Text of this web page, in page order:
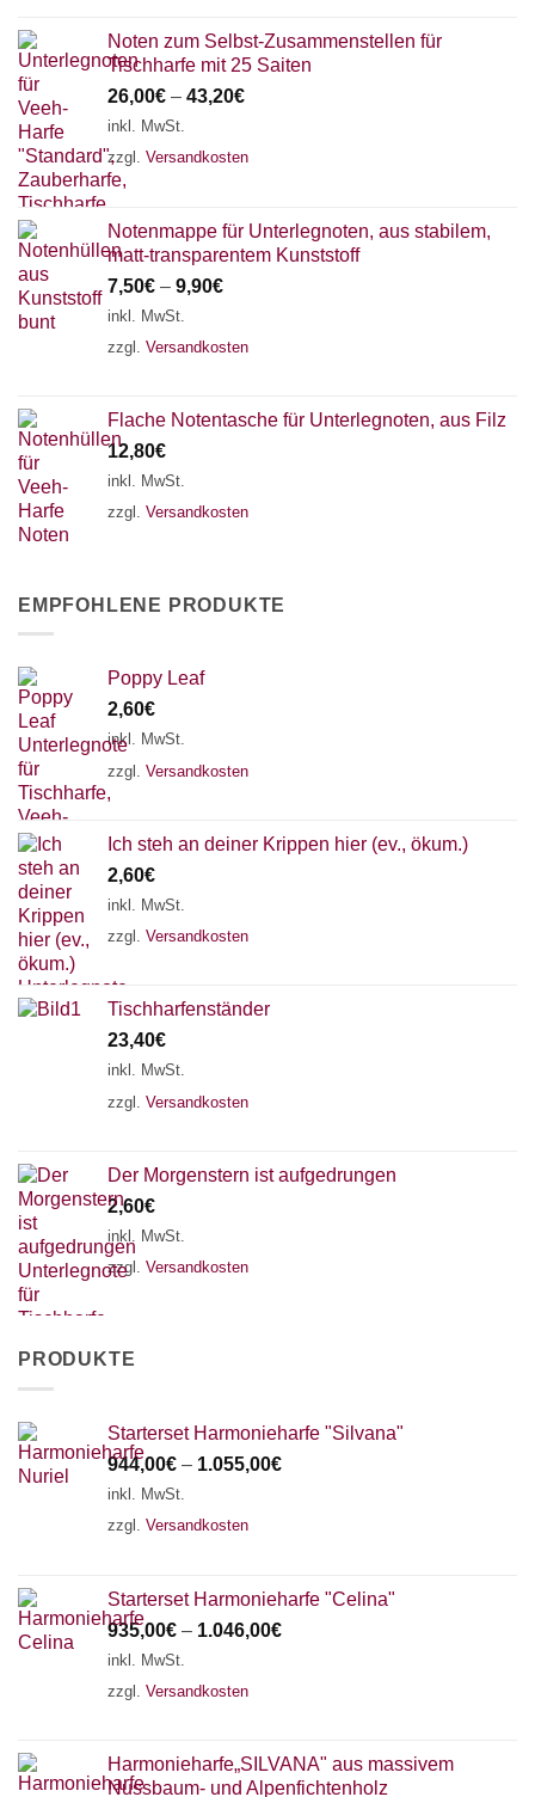
Noten zum Selbst-Zusammenstellen für
Tischharfe mit 25 Saiten
26,00€ – 43,20€
inkl. MwSt.
zzgl. Versandkosten
Notenmappe für Unterlegnoten, aus stabilem,
matt-transparentem Kunststoff
7,50€ – 9,90€
inkl. MwSt.
zzgl. Versandkosten
Flache Notentasche für Unterlegnoten, aus Filz
12,80€
inkl. MwSt.
zzgl. Versandkosten
EMPFOHLENE PRODUKTE
Poppy Leaf
2,60€
inkl. MwSt.
zzgl. Versandkosten
Ich steh an deiner Krippen hier (ev., ökum.)
2,60€
inkl. MwSt.
zzgl. Versandkosten
Tischharfenständer
23,40€
inkl. MwSt.
zzgl. Versandkosten
Der Morgenstern ist aufgedrungen
2,60€
inkl. MwSt.
zzgl. Versandkosten
PRODUKTE
Starterset Harmonieharfe "Silvana"
944,00€ – 1.055,00€
inkl. MwSt.
zzgl. Versandkosten
Starterset Harmonieharfe "Celina"
935,00€ – 1.046,00€
inkl. MwSt.
zzgl. Versandkosten
Harmonieharfe„SILVANA" aus massivem
Nussbaum- und Alpenfichtenholz